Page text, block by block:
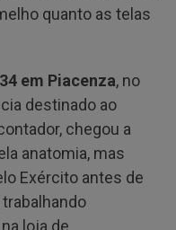
quanto as telas
em Piacenza, no
destinado ao
chegou a
anatomia, mas
Exército antes de
loja de